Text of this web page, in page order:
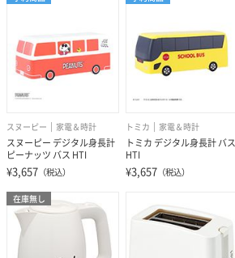
スヌーピー 家電＆時計
スヌーピー デジタル身長計
ピーナッツ バス HTI
¥3,657 （税込）
トミカ 家電＆時計
トミカ デジタル身長計 バス
HTI
¥3,657 （税込）
在庫無し